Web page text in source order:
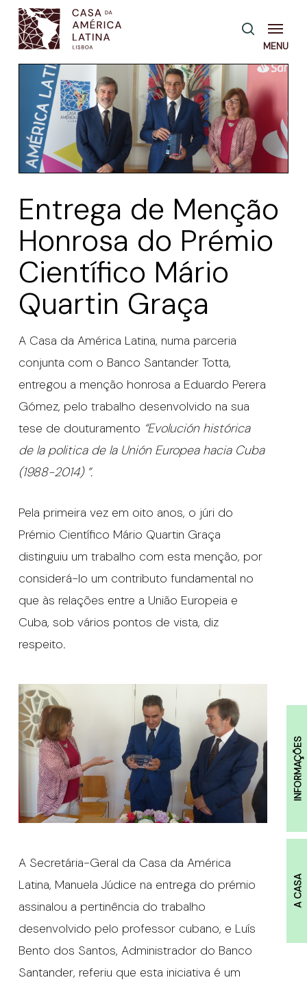
Skip
main
INFORMAÇÕES
A CASA
pesquisa
Menu
Entrega de Menção
Honrosa do Prémio
Científico Mário
Quartin Graça
A Casa da América Latina, numa parceria
conjunta com o Banco Santander Totta,
entregou a menção honrosa a Eduardo Perera
Gómez, pelo trabalho desenvolvido na sua
tese de douturamento “Evolución histórica
de la politica de la Unión Europea hacia Cuba
(1988-2014) ”.
Pela primeira vez em oito anos, o júri do
Prémio Científico Mário Quartin Graça
distinguiu um trabalho com esta menção, por
considerá-lo um contributo fundamental no
que às relações entre a União Europeia e
Cuba, sob vários pontos de vista, diz
respeito.
A Secretária-Geral da Casa da América
Latina, Manuela Júdice na entrega do prémio
assinalou a pertinência do trabalho
desenvolvido pelo professor cubano, e Luís
Bento dos Santos, Administrador do Banco
Santander, referiu que esta iniciativa é um